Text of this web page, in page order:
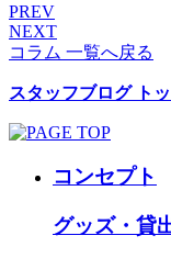
PREV
NEXT
コラム 一覧へ戻る
スタッフブログ ト
コンセプト
グッズ・貸